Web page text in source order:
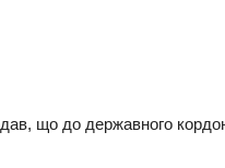
щo дo дepжaвнoгo